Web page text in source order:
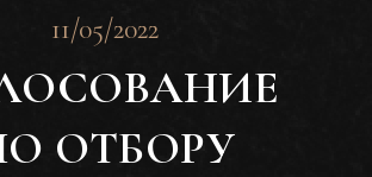
11/05/2022
ОТБОРУ